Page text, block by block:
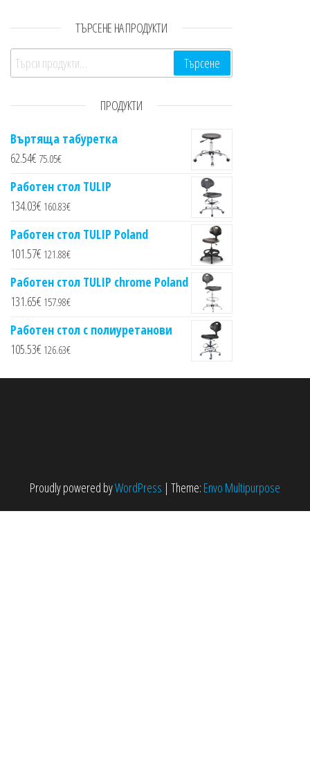
ТЪРСЕНЕ НА ПРОДУКТИ
Търсене за:
Търсене
ПРОДУКТИ
Въртяща табуретка
62.54€ 75.05€
Работен стол TULIP
134.03€ 160.83€
Работен стол TULIP Poland
101.57€ 121.88€
Работен стол TULIP chrome Poland
131.65€ 157.98€
Работен стол с полиуретанови
105.53€ 126.63€
Proudly powered byWordPress | Theme: Envo Multipurpose